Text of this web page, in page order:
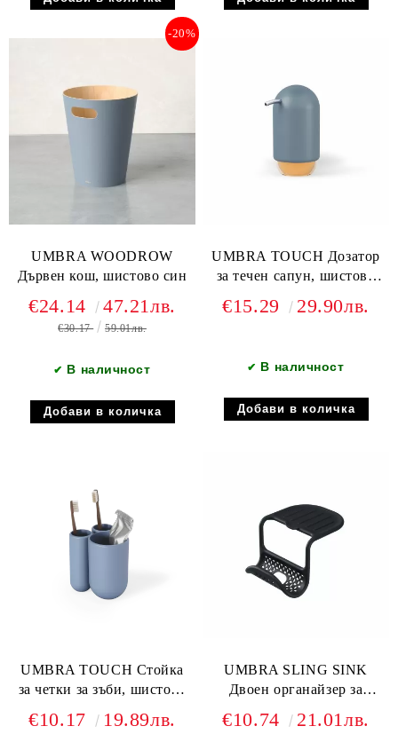
UMBRA WOODROW
Дървен кош, шистово син
-20%
€24.14 47.21лв.
€30.17 59.01лв.
✔ В наличност
UMBRA TOUCH Дозатор
за течен сапун, шистово
€15.29 29.90лв.
✔ В наличност
UMBRA TOUCH Стойка
за четки за зъби, шистово
€10.17 19.89лв.
UMBRA SLING SINK
Двоен органайзер за
€10.74 21.01лв.